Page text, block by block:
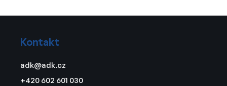
Kontakt
adk@adk.cz
+420 602 601 030